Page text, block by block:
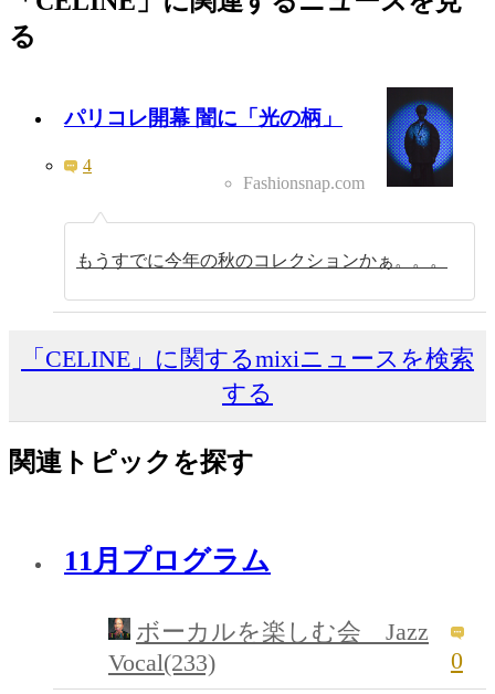
る
パリコレ開幕 闇に「光の柄」
4
Fashionsnap.com
もうすでに今年の秋のコレクションかぁ。。。
「CELINE」に関するmixiニュースを検索
する
関連トピックを探す
11月プログラム
ボーカルを楽しむ会 Jazz
Vocal(233)
0